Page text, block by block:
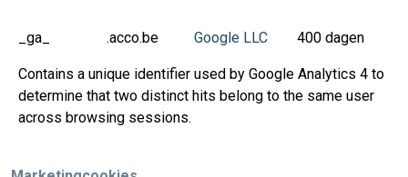
_ga_ .acco.be Google LLC 400 dagen
Contains a unique identifier used by Google Analytics 4 to
determine that two distinct hits belong to the same user
across browsing sessions.